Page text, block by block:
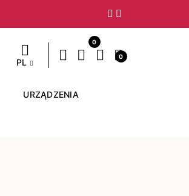
Następny
PL
0
0
URZĄDZENIA